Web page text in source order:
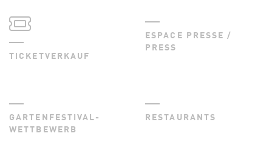
TICKETVERKAUF
ESPACE PRESSE /
PRESS
GARTENFESTIVAL-
WETTBEWERB
RESTAURANTS